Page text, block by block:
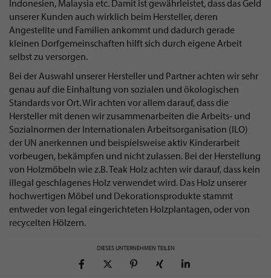
Indonesien, Malaysia etc. Damit ist gewährleistet, dass das Geld
unserer Kunden auch wirklich beim Hersteller, deren
Angestellte und Familien ankommt und dadurch gerade
kleinen Dorfgemeinschaften hilft sich durch eigene Arbeit
selbst zu versorgen.
Bei der Auswahl unserer Hersteller und Partner achten wir sehr
genau auf die Einhaltung von sozialen und ökologischen
Standards vor Ort. Wir achten vor allem darauf, dass die
Hersteller mit denen wir zusammenarbeiten die Arbeits- und
Sozialnormen der Internationalen Arbeitsorganisation (ILO)
der UN anerkennen und beispielsweise aktiv Kinderarbeit
vorbeugen, bekämpfen und nicht zulassen. Bei der Herstellung
von Holzmöbeln wie z.B. Teak Holz achten wir darauf, dass kein
illegal geschlagenes Holz verwendet wird. Das Holz unserer
hochwertigen Möbel und Dekorationsprodukte stammt
entweder von legal eingerichteten Holzplantagen, oder von
recycelten Hölzern.
DIESES UNTERNEHMEN TEILEN